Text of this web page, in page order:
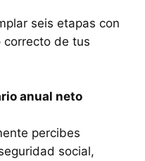
seis etapas con
correcto de tus
anual neto
percibes
social,